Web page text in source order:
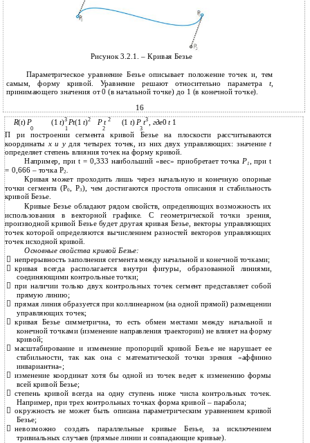
Рисунок 3.2.1. – Кривая Безье
Параметрическое уравнение Безье описывает положение точек и, тем
самым, форму кривой. Уравнение решают относительно параметра t,
принимающего значения от 0 (в начальной точке) до 1 (в конечной точке).
16
R(t)P (1t)3 Pt(1t)2 P t2 (1 t)P t3, где0t 1
0 1 2 3
П ри построении сегмента кривой Безье на плоскости рассчитываются
координаты х и у для четырех точек, из них двух управляющих: значениеt
определяет степень влияния точек на форму кривой.
Например, при t = 0,333 наибольший «вес» приобретает точка Р1,при t
= 0,666 – точка Р2.
Кривая может проходить лишь через начальную и конечную опорные
точки сегмента (Р0, Р3), чем достигаются простота описания и стабильность
кривой Безье.
Кривые Безье обладают рядом свойств, определяющих возможность их
использования в векторной графике. С геометрической точки зрения,
производной кривой Безье будет другая кривая Безье, векторы управляющих
точек которой определяются вычислением разностей векторов управляющих
точек исходной кривой.
Основные свойства кривой Безье:
 непрерывность заполнения сегмента между начальной и конечной точками;
 кривая всегда располагается внутри фигуры, образованной линиями,
соединяющими контрольные точки;
 при наличии только двух контрольных точек сегмент представляет собой
прямую линию;
 прямая линия образуется при коллинеарном (на одной прямой) размещении
управляющих точек;
 кривая Безье симметрична, то есть обмен местами между начальной и
конечной точками (изменение направления траектории) не влияет на форму
кривой;
 масштабирование и изменение пропорций кривой Безье не нарушает ее
стабильности, так как она с математической точки зрения «аффинно
инвариантна»;
 изменение координат хотя бы одной из точек ведет к изменению формы
всей кривой Безье;
 степень кривой всегда на одну ступень ниже числа контрольных точек.
Например, при трех контрольных точках форма кривой – парабола;
 окружность не может быть описана параметрическим уравнением кривой
Безье;
 невозможно создать параллельные кривые Безье, за исключением
тривиальных случаев (прямые линии и совпадающие кривые).